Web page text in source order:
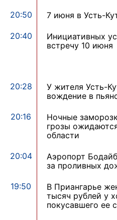
20:50 7 июня в Усть-
20:40
Инициативных
встречу 10 июня
20:28
У жителя Усть-
вождение в
20:16
Ночные
грозы
области
20:04
Аэропорт
за проливных
19:50
В Приангарье
тысяч рублей у
покусавшего ее